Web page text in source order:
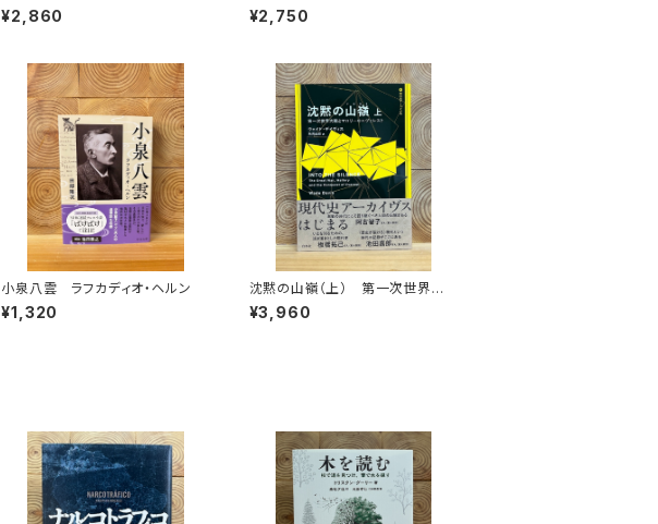
¥2,860 ¥2,750
小泉八雲 ラフカディオ・ヘルン
¥1,320
沈黙の山嶺（上） 第一次世界大
戦とマロリーのエヴェレスト
¥3,960